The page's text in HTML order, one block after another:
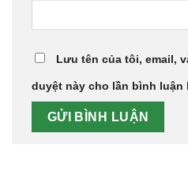
Lưu tên của tôi, email,
duyệt này cho lần bình luận